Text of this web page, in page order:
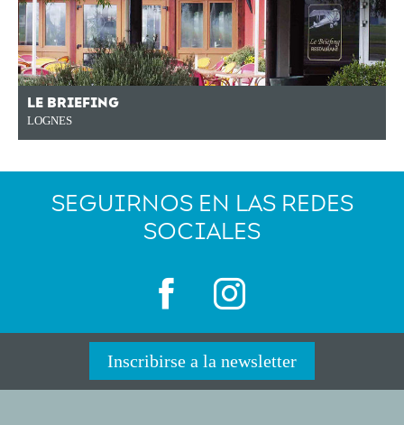
LE BRIEFING
LOGNES
SEGUIRNOS EN LAS REDES
SOCIALES
Inscribirse a la newsletter